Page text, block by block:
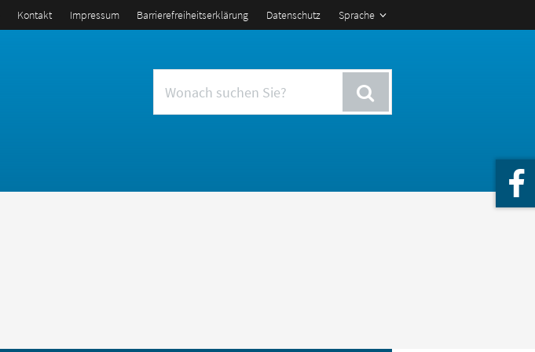
Sprache
Kontakt Impressum Barrierefreiheitserklärung Datenschutz